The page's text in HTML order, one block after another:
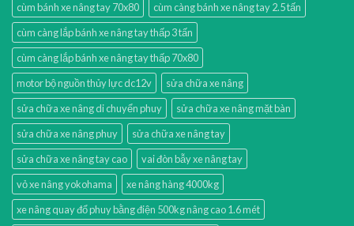
cùm bánh xe nâng tay 70x80
cùm càng bánh xe nâng tay 2.5 tấn
cùm càng lắp bánh xe nâng tay thấp 3 tấn
cùm càng lắp bánh xe nâng tay thấp 70x80
motor bộ nguồn thủy lực dc12v
sửa chữa xe nâng
sửa chữa xe nâng di chuyển phuy
sửa chữa xe nâng mặt bàn
sửa chữa xe nâng phuy
sửa chữa xe nâng tay
sửa chữa xe nâng tay cao
vai đòn bẫy xe nâng tay
vỏ xe nâng yokohama
xe nâng hàng 4000kg
xe nâng quay đổ phuy bằng điện 500kg nâng cao 1.6 mét